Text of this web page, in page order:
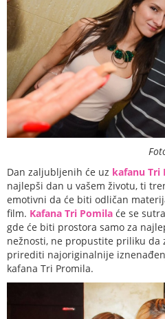
Dan zaljubljenih će uz kafanu Tri
najlepši dan u vašem životu, ti
emotivni da će biti odličan
film. Kafana Tri Pomila će se
gde će biti prostora samo za
nežnosti, ne propustite priliku da
prirediti najoriginalnije
kafana Tri Promila.